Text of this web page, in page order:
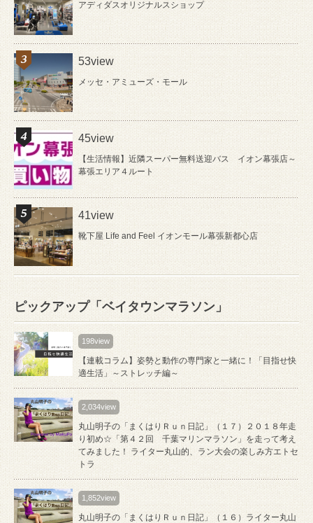
アディダスオリジナルスショップ
53view
メッセ・アミューズ・モール
45view
【生活情報】近隣スーパー無料送迎バス イオン幕張店～
幕張エリア４ルート
41view
靴下屋 Life and Feel イオンモール幕張新都心店
ピックアップ「ベイタウンマラソン」
198view
【連載コラム】姿勢と動作の専門家と一緒に！「目指せ快
適生活」～ストレッチ編～
2,034view
丸山明子の「まくはりＲｕｎ日記」（１７）２０１８年走
り初め☆「第４２回 千葉マリンマラソン」を走って考え
てみました！ ライター丸山的、ラン大会の楽しみ方エトセ
トラ
1,852view
丸山明子の「まくはりＲｕｎ日記」（１６）ライター丸山